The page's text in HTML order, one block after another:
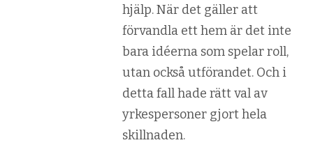
hjälp. När det gäller att
förvandla ett hem är det inte
bara idéerna som spelar roll,
utan också utförandet. Och i
detta fall hade rätt val av
yrkespersoner gjort hela
skillnaden.